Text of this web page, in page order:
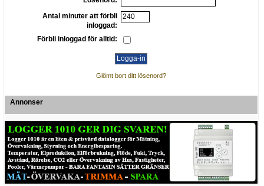
Antal minuter att förbli
inloggad:
Förbli inloggad för alltid:
Glömt bort ditt lösenord?
Annonser